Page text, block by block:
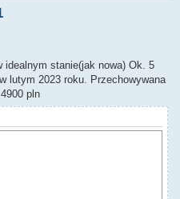
idealnym stanie(jak nowa) Ok. 5
lutym 2023 roku. Przechowywana
pln